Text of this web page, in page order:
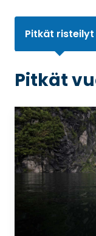
Pitkät risteilyt
Pitkät